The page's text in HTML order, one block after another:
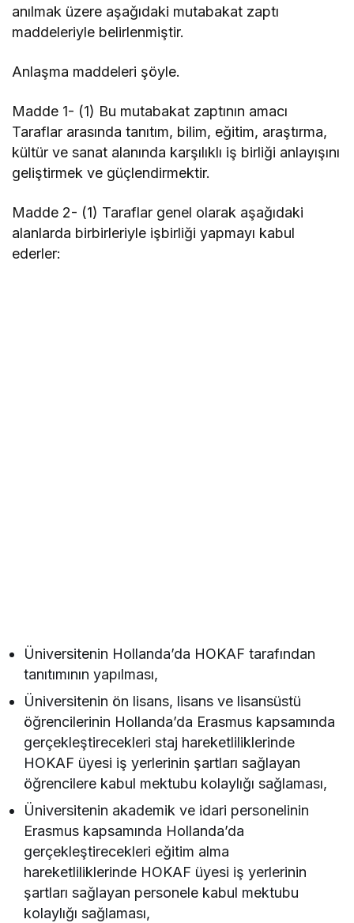
anılmak üzere aşağıdaki mutabakat zaptı
maddeleriyle belirlenmiştir.
Anlaşma maddeleri şöyle.
Madde 1- (1) Bu mutabakat zaptının amacı
Taraflar arasında tanıtım, bilim, eğitim, araştırma,
kültür ve sanat alanında karşılıklı iş birliği anlayışını
geliştirmek ve güçlendirmektir.
Madde 2- (1) Taraflar genel olarak aşağıdaki
alanlarda birbirleriyle işbirliği yapmayı kabul
ederler:
Üniversitenin Hollanda’da HOKAF tarafından
tanıtımının yapılması,
Üniversitenin ön lisans, lisans ve lisansüstü
öğrencilerinin Hollanda’da Erasmus kapsamında
gerçekleştirecekleri staj hareketliliklerinde
HOKAF üyesi iş yerlerinin şartları sağlayan
öğrencilere kabul mektubu kolaylığı sağlaması,
Üniversitenin akademik ve idari personelinin
Erasmus kapsamında Hollanda’da
gerçekleştirecekleri eğitim alma
hareketliliklerinde HOKAF üyesi iş yerlerinin
şartları sağlayan personele kabul mektubu
kolaylığı sağlaması,